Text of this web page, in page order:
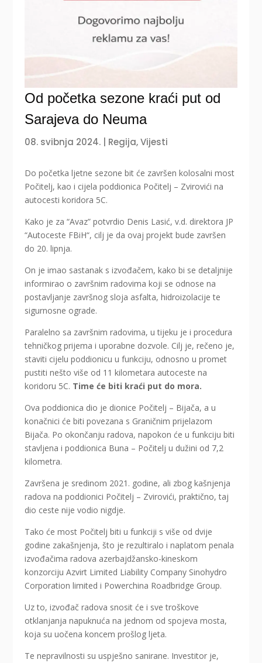
Od početka sezone kraći put od
Sarajeva do Neuma
08. svibnja 2024. Regija,Vijesti
Do početka ljetne sezone bit će završen kolosalni most
Počitelj, kao i cijela poddionica Počitelj – Zvirovići na
autocesti koridora 5C.
Kako je za “Avaz” potvrdio Denis Lasić, v.d. direktora JP
“Autoceste FBiH“, cilj je da ovaj projekt bude završen
do 20. lipnja.
On je imao sastanak s izvođačem, kako bi se detaljnije
informirao o završnim radovima koji se odnose na
postavljanje završnog sloja asfalta, hidroizolacije te
sigurnosne ograde.
Paralelno sa završnim radovima, u tijeku je i procedura
tehničkog prijema i uporabne dozvole. Cilj je, rečeno je,
staviti cijelu poddionicu u funkciju, odnosno u promet
pustiti nešto više od 11 kilometara autoceste na
koridoru 5C. Time će biti kraći put do mora.
Ova poddionica dio je dionice Počitelj – Bijača, a u
konačnici će biti povezana s Graničnim prijelazom
Bijača. Po okončanju radova, napokon će u funkciju biti
stavljena i poddionica Buna – Počitelj u dužini od 7,2
kilometra.
Završena je sredinom 2021. godine, ali zbog kašnjenja
radova na poddionici Počitelj – Zvirovići, praktično, taj
dio ceste nije vodio nigdje.
Tako će most Počitelj biti u funkciji s više od dvije
godine zakašnjenja, što je rezultiralo i naplatom penala
izvođačima radova azerbajdžansko-kineskom
konzorciju Azvirt Limited Liability Company Sinohydro
Corporation limited i Powerchina Roadbridge Group.
Uz to, izvođač radova snosit će i sve troškove
otklanjanja napuknuća na jednom od spojeva mosta,
koja su uočena koncem prošlog ljeta.
Te nepravilnosti su uspješno sanirane. Investitor je,